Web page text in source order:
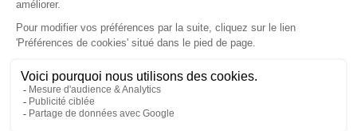
Golf Magazine, véritable référence dans l'univers du golf en
France, s'impose comme le compagnon indispensable de
golfeur débutant ou un joueur aguerri, ce magazine vous
ouvre les portes d'un monde où la passion et la
performance se rencontrent. Chaque numéro est une
invitation à explorer les multiples facettes du golf, avec un